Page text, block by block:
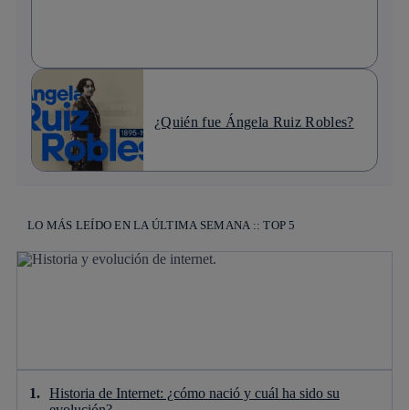
¿Quién fue Ángela Ruiz Robles?
LO MÁS LEÍDO EN LA ÚLTIMA SEMANA :: TOP 5
Historia de Internet: ¿cómo nació y cuál ha sido su